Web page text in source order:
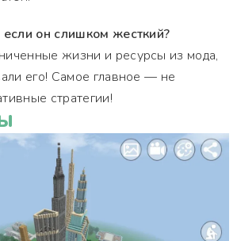
если он слишком жесткий?
жизни и ресурсы из мода,
его! Самое главное — не
стратегии!